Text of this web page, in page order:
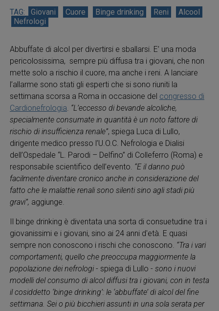
Giovani Cuore Binge drinking Reni
Alcool
Nefrologi
Abbuffate di alcol per divertirsi e sballarsi. E’ una moda
pericolosissima, sempre più diffusa tra i giovani, che non
mette solo a rischio il cuore, ma anche i reni. A lanciare
l’allarme sono stati gli esperti che si sono riuniti la
settimana scorsa a Roma in occasione del congresso di
Cardionefrologia. “L’eccesso di bevande alcoliche,
specialmente consumate in quantità è un noto fattore di
rischio di insufficienza renale”, spiega Luca di Lullo,
dirigente medico presso l’U.O.C. Nefrologia e Dialisi
dell’Ospedale “L. Parodi – Delfino” di Colleferro (Roma) e
responsabile scientifico dell’evento. “E il danno può
facilmente diventare cronico anche in considerazione del
fatto che le malattie renali sono silenti sino agli stadi più
gravi”, aggiunge.
Il binge drinking è diventata una sorta di consuetudine tra i
giovanissimi e i giovani, sino ai 24 anni d'età. E quasi
sempre non conoscono i rischi che conoscono. “Tra i vari
comportamenti, quello che preoccupa maggiormente la
popolazione dei nefrologi- spiega di Lullo - sono i nuovi
modelli del consumo di alcol diffusi tra i giovani, con in testa
il cosiddetto ‘binge drinking’: le ‘abbuffate’ di alcol del fine
settimana. Sei o più bicchieri assunti in una sola serata per